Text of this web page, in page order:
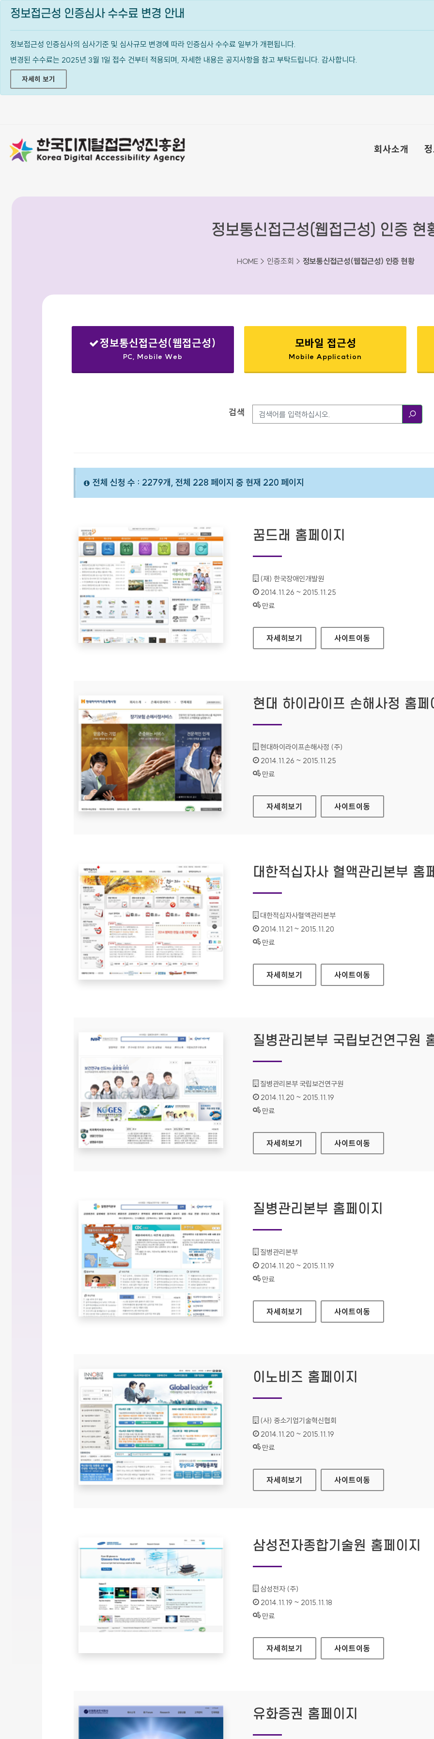
정보접근성 인증심사 수수료 변경 안내
정보접근성 인증심사의 심사기준 및 심사규모 변경에 따라 인증심사 수수료 일부가 개편됩니다.
변경된 수수료는 2025년 3월 1일 접수 건부터 적용되며, 자세한 내용은 공지사항을 참고 부탁드립니다. 감사합니다.
자세히 보기
회사소개
정보통신접근성(웹접근성) 인증 현
HOME > 인증조회 > 정보통신접근성(웹접근성) 인증 현황
정보통신접근성(웹접근성)
PC, Mobile Web
모바일 접근성
Mobile Application
검색
전체 신청 수 : 2279개, 전체 228 페이지 중 현재 220 페이지
꿈드래 홈페이지
기관명 :
(재) 한국장애인개발원
인증기간 :
2014.11.26 ~ 2015.11.25
상태 :
만료
꿈드래 홈페이지
자세히보기 사이트이동
현대 하이라이프 손해사정 홈페
기관명 :
현대하이라이프손해사정 (주)
인증기간 :
2014.11.26 ~ 2015.11.25
상태 :
만료
현대 하이라이프 손해사정 홈페이지
자세히보기 사이트이동
대한적십자사 혈액관리본부 홈
기관명 :
대한적십자사혈액관리본부
인증기간 :
2014.11.21 ~ 2015.11.20
상태 :
만료
대한적십자사 혈액관리본부 홈페이지
자세히보기 사이트이동
질병관리본부 국립보건연구원
기관명 :
질병관리본부 국립보건연구원
인증기간 :
2014.11.20 ~ 2015.11.19
상태 :
만료
질병관리본부 국립보건연구원 홈페이지
자세히보기 사이트이동
질병관리본부 홈페이지
기관명 :
질병관리본부
인증기간 :
2014.11.20 ~ 2015.11.19
상태 :
만료
질병관리본부 홈페이지
자세히보기 사이트이동
이노비즈 홈페이지
기관명 :
(사) 중소기업기술혁신협회
인증기간 :
2014.11.20 ~ 2015.11.19
상태 :
만료
이노비즈 홈페이지
자세히보기 사이트이동
삼성전자종합기술원 홈페이지
기관명 :
삼성전자 (주)
인증기간 :
2014.11.19 ~ 2015.11.18
상태 :
만료
삼성전자종합기술원 홈페이지
자세히보기 사이트이동
유화증권 홈페이지